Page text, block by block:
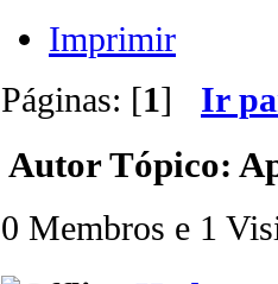
Imprimir
Páginas: [1] Ir
AutorTópico:
0 Membros e 1